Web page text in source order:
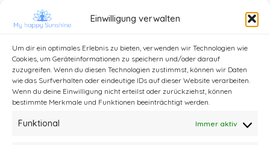
Einwilligung verwalten
Um dir ein optimales Erlebnis zu bieten, verwenden wir Technologien wie
Cookies, um Geräteinformationen zu speichern und/oder darauf
zuzugreifen. Wenn du diesen Technologien zustimmst, können wir Daten
wie das Surfverhalten oder eindeutige IDs auf dieser Website verarbeiten.
Wenn du deine Einwilligung nicht erteilst oder zurückziehst, können
bestimmte Merkmale und Funktionen beeinträchtigt werden.
Funktional Immer aktiv
Produkte, die ich selbst benutze und die ich dir
von ganzem Herzen weiterempfehlen kann.